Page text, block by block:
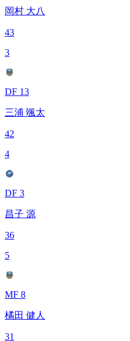
岡村 大八
43
3
DF 13
三浦 颯太
42
4
DF 3
昌子 源
36
5
MF 8
橘田 健人
31